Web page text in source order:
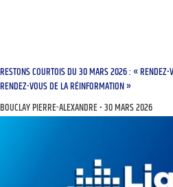
RESTONS COURTOIS DU 30 MARS 2026 : « RENDEZ-
RENDEZ-VOUS DE LA RÉINFORMATION »
BOUCLAY PIERRE-ALEXANDRE 30 MARS 2026